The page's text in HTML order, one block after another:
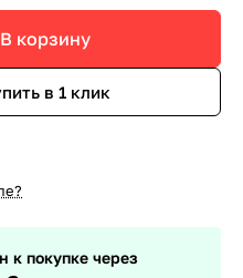
В корзину
в 1 клик
к покупке через